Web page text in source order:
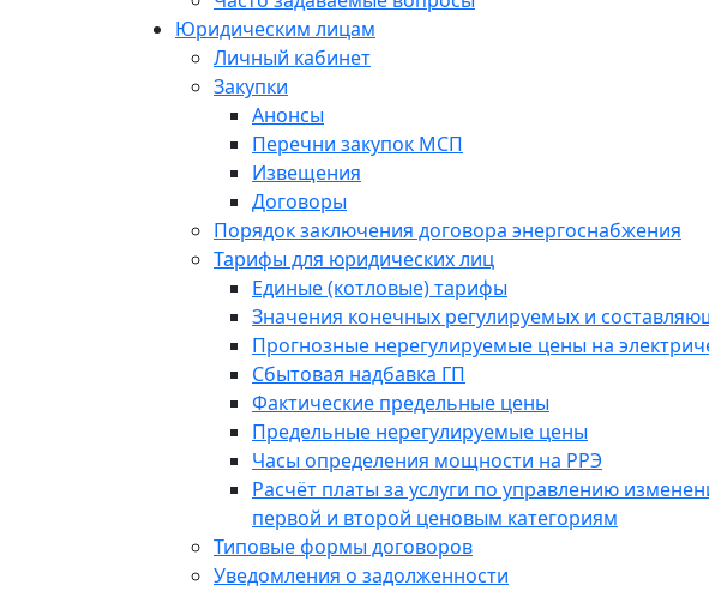
Юридическим лицам
Личный кабинет
Закупки
Анонсы
Перечни закупок МСП
Извещения
Договоры
Порядок заключения договора энергоснабжения
Тарифы для юридических лиц
Единые (котловые) тарифы
Значения конечных регулируемых и
Прогнозные нерегулируемые цены на
Сбытовая надбавка ГП
Фактические предельные цены
Предельные нерегулируемые цены
Часы определения мощности на РРЭ
Расчёт платы за услуги по управлению
первой и второй ценовым категориям
Типовые формы договоров
Уведомления о задолженности